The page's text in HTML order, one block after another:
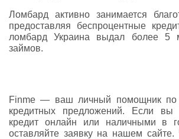
Ломбард активно занимается
предоставляя беспроцентные
ломбард Украина выдал более 5
займов.
Finme — ваш личный помощник по
кредитных предложений. Если вы
кредит онлайн или наличными в
оставляйте заявку на нашем